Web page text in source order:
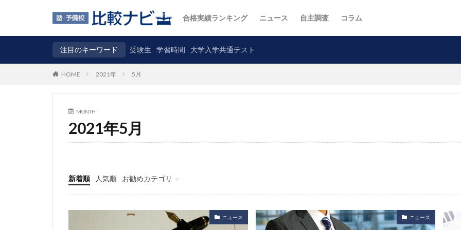
合格実績ランキング ニュース 自主調査 コラム
注目のキーワード 受験生 学習時間 大学入学共通テスト
HOME 2021年 5月
MONTH
2021年5月
新着順 人気順
お勧めカテゴリ
ニュース
自主調査
コラム
カテゴリ
ニュース ニュース